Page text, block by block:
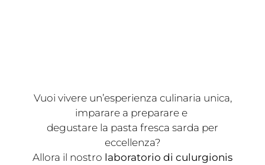
Vuoi vivere un’esperienza culinaria unica,
imparare a preparare e
degustare la pasta fresca sarda per
eccellenza?
Allora il nostro laboratorio di culurgionis